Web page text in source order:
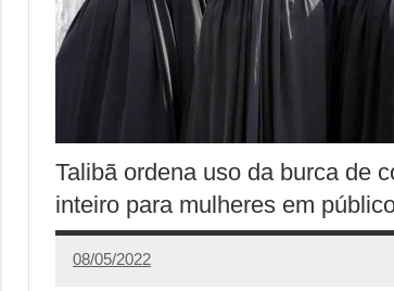
Talibã ordena uso da burca de
inteiro para mulheres em
08/05/2022
Redação